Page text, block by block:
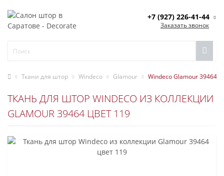
+7 (927) 226-41-44
Заказать звонок
Ткани для штор Windeco Glamour Windeco Glamour 39464
ТКАНЬ ДЛЯ ШТОР WINDECO ИЗ КОЛЛЕКЦИИ
GLAMOUR 39464 ЦВЕТ 119